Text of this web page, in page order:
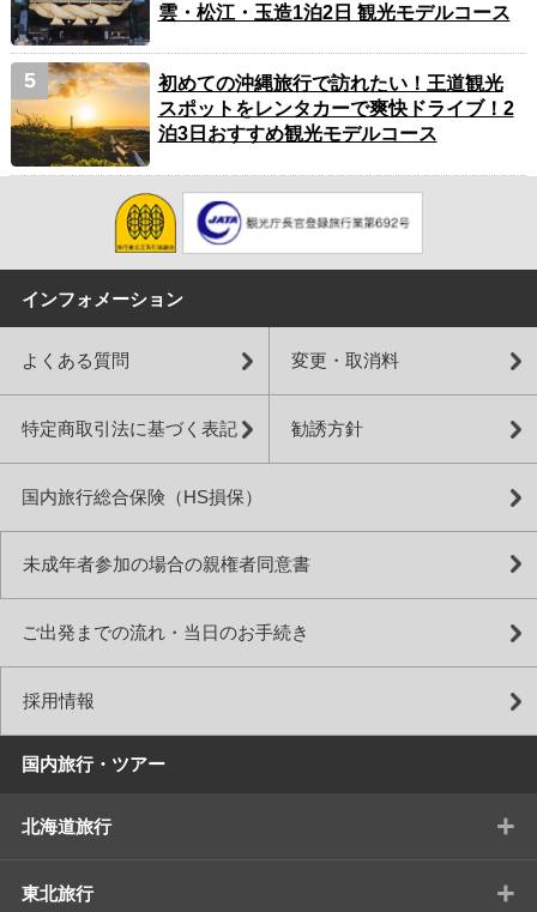
雲・松江・玉造1泊2日 観光モデルコース
初めての沖縄旅行で訪れたい！王道観光
スポットをレンタカーで爽快ドライブ！2
泊3日おすすめ観光モデルコース
インフォメーション
よくある質問 変更・取消料
特定商取引法に基づく表記 勧誘方針
国内旅行総合保険（HS損保）
未成年者参加の場合の親権者同意書
ご出発までの流れ・当日のお手続き
採用情報
国内旅行・ツアー
北海道旅行 +
東北旅行 +